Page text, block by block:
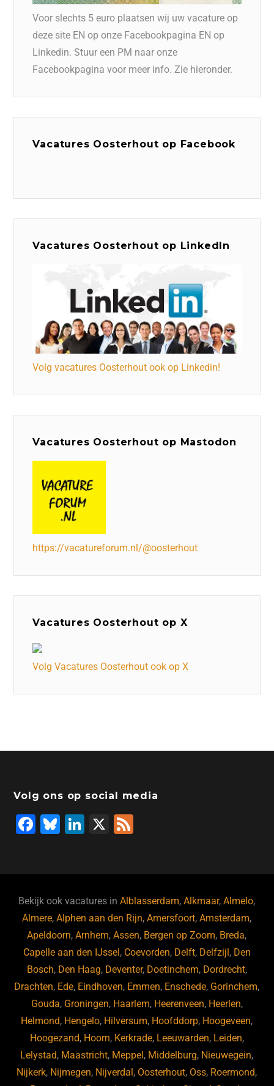
Voor slechts 5 euro plaatsen wij uw vacature op
deze site EN op onze Facebookpagina EN op
Linkedin. Stuur een PM naar onze
Facebookpagina voor meer info. Zie hieronder.
Vacatures Oosterhout op Facebook
Vacatures Oosterhout op LinkedIn
Volg vacatures Oosterhout ook op Linkedin!
Vacatures Oosterhout op Mastodon
https://vacatureforum.nl/@oosterhout
Vacatures Oosterhout op X
Volg Vacatures Oosterhout ook op X
Volg ons op social media
F
b
o
o
k
Bl
ky
Li
dI
n
X
Bekijk ook vacatures inAlblasserdam,Alkmaar,Almelo,
Almere,Alphen aan den Rijn,Amersfoort,Amsterdam,
Apeldoorn,Arnhem,Assen, Bergen op Zoom, Breda,
Capelle aan den IJssel, Coevorden, Delft, Delfzijl, Den
Bosch, Den Haag, Deventer, Doetinchem, Dordrecht,
Drachten, Ede, Eindhoven, Emmen, Enschede, Gorinchem,
Gouda, Groningen, Haarlem, Heerenveen, Heerlen,
Helmond, Hengelo, Hilversum, Hoofddorp, Hoogeveen,
Hoogezand, Hoorn, Kerkrade, Leeuwarden, Leiden,
Lelystad, Maastricht, Meppel, Middelburg, Nieuwegein,
Nijkerk, Nijmegen, Nijverdal, Oosterhout, Oss, Roermond,